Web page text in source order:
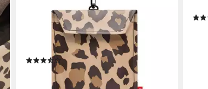
Reisetasche MINI MAXI
TRAVELBAG, 30 Liter, Braun, Beige,
recyceltes Polyester,
Wasserabweisend, B 65 x H 41 x T
26 cm
(5)
ab 21,13 €
lieferbar - in 2-3 Werktagen bei dir